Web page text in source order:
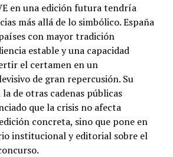
en una edición futura tendría
más allá de lo simbólico. España
con mayor tradición
estable y una capacidad
el certamen en un
de gran repercusión. Su
de otras cadenas públicas
que la crisis no afecta
concreta, sino que pone en
institucional y editorial sobre el